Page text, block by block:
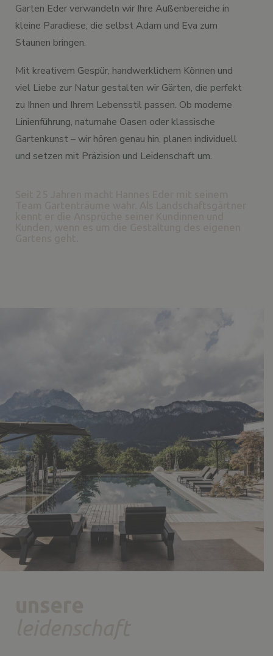
Garten Eder verwandeln wir Ihre Außenbereiche in
kleine Paradiese, die selbst Adam und Eva zum
Staunen bringen.
Mit kreativem Gespür, handwerklichem Können und
viel Liebe zur Natur gestalten wir Gärten, die perfekt
zu Ihnen und Ihrem Lebensstil passen. Ob moderne
Linienführung, naturnahe Oasen oder klassische
Gartenkunst – wir hören genau hin, planen individuell
und setzen mit Präzision und Leidenschaft um.